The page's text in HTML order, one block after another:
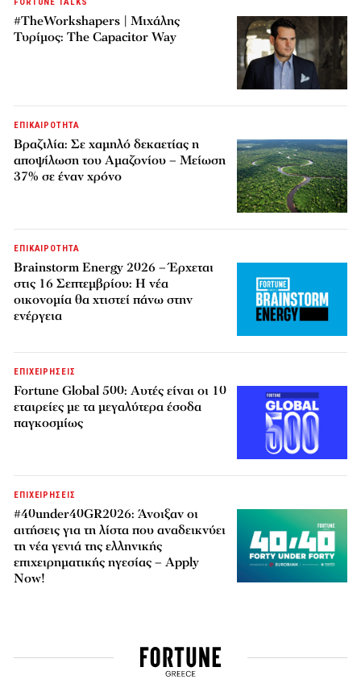
#TheWorkshapers | Μιχάλης
Τυρίμος: The Capacitor Way
ΕΠΙΚΑΙΡΟΤΗΤΑ
Βραζιλία: Σε χαμηλό δεκαετίας η
αποψίλωση του Αμαζονίου – Μείωση
37% σε έναν χρόνο
ΕΠΙΚΑΙΡΟΤΗΤΑ
Brainstorm Energy 2026 – Έρχεται
στις 16 Σεπτεμβρίου: Η νέα
οικονομία θα χτιστεί πάνω στην
ενέργεια
ΕΠΙΧΕΙΡΗΣΕΙΣ
Fortune Global 500: Αυτές είναι οι 10
εταιρείες με τα μεγαλύτερα έσοδα
παγκοσμίως
ΕΠΙΧΕΙΡΗΣΕΙΣ
#40under40GR2026: Άνοιξαν οι
αιτήσεις για τη λίστα που αναδεικνύει
τη νέα γενιά της ελληνικής
επιχειρηματικής ηγεσίας – Apply
Now!